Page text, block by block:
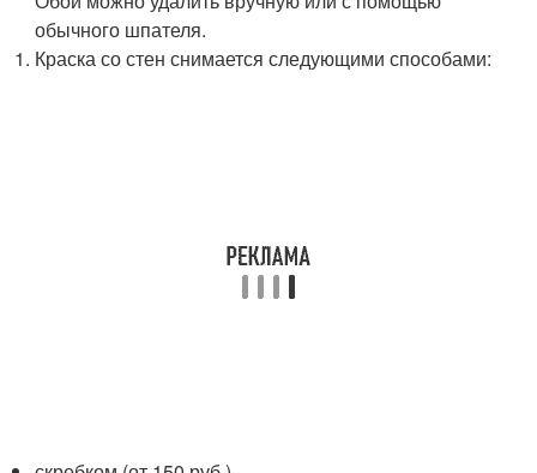
обычного шпателя.
Краска со стен снимается следующими способами: